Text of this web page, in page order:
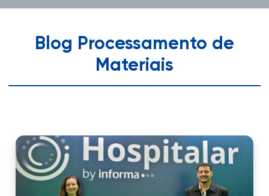
Blog Processamento de
Materiais